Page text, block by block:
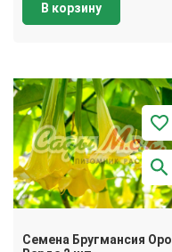
В корзину
Семена Бругмансия Оро